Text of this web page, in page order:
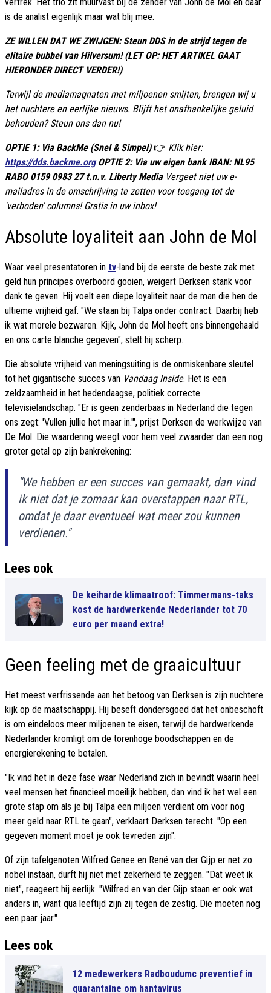
is de analist eigenlijk maar wat blij mee.
ZE WILLEN DAT WE ZWIJGEN: Steun DDS in de strijd tegen de
elitaire bubbel van Hilversum! (LET OP: HET ARTIKEL GAAT
HIERONDER DIRECT VERDER!)
Terwijl de mediamagnaten met miljoenen smijten, brengen wij u
het nuchtere en eerlijke nieuws. Blijft het onafhankelijke geluid
behouden? Steun ons dan nu!
OPTIE 1: Via BackMe (Snel & Simpel)👉 Klik hier:
https://dds.backme.org OPTIE 2: Via uw eigen bank IBAN: NL95
RABO 0159 0983 27 t.n.v. Liberty Media Vergeet niet uw e-
mailadres in de omschrijving te zetten voor toegang tot de
'verboden' columns! Gratis in uw inbox!
Absolute loyaliteit aan John de Mol
Waar veel presentatoren in tv-land bij de eerste de beste zak met
geld hun principes overboord gooien, weigert Derksen stank voor
dank te geven. Hij voelt een diepe loyaliteit naar de man die hen de
ultieme vrijheid gaf. "We staan bij Talpa onder contract. Daarbij heb
ik wat morele bezwaren. Kijk, John de Mol heeft ons binnengehaald
en ons carte blanche gegeven", stelt hij scherp.
Die absolute vrijheid van meningsuiting is de onmiskenbare sleutel
tot het gigantische succes van Vandaag Inside. Het is een
zeldzaamheid in het hedendaagse, politiek correcte
televisielandschap. "Er is geen zenderbaas in Nederland die tegen
ons zegt: 'Vullen jullie het maar in.'", prijst Derksen de werkwijze van
De Mol. Die waardering weegt voor hem veel zwaarder dan een nog
groter getal op zijn bankrekening:
"We hebben er een succes van gemaakt, dan vind
ik niet dat je zomaar kan overstappen naar RTL,
omdat je daar eventueel wat meer zou kunnen
verdienen."
Lees ook
De keiharde klimaatroof: Timmermans-taks
kost de hardwerkende Nederlander tot 70
euro per maand extra!
Geen feeling met de graaicultuur
Het meest verfrissende aan het betoog van Derksen is zijn nuchtere
kijk op de maatschappij. Hij beseft dondersgoed dat het onbeschoft
is om eindeloos meer miljoenen te eisen, terwijl de hardwerkende
Nederlander kromligt om de torenhoge boodschappen en de
energierekening te betalen.
"Ik vind het in deze fase waar Nederland zich in bevindt waarin heel
veel mensen het financieel moeilijk hebben, dan vind ik het wel een
grote stap om als je bij Talpa een miljoen verdient om voor nog
meer geld naar RTL te gaan", verklaart Derksen terecht. "Op een
gegeven moment moet je ook tevreden zijn".
Of zijn tafelgenoten Wilfred Genee en René van der Gijp er net zo
nobel instaan, durft hij niet met zekerheid te zeggen. "Dat weet ik
niet", reageert hij eerlijk. "Wilfred en van der Gijp staan er ook wat
anders in, want qua leeftijd zijn zij tegen de zestig. Die moeten nog
een paar jaar."
Lees ook
12 medewerkers Radboudumc preventief in
quarantaine om hantavirus